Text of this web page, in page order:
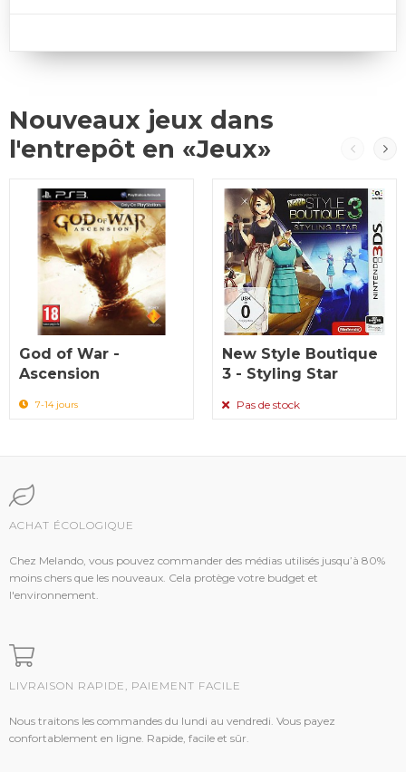
Nouveaux jeux dans
l'entrepôt en «Jeux»
God of War -
Ascension
7-14 jours
New Style Boutique
3 - Styling Star
Pas de stock
ACHAT ÉCOLOGIQUE
Chez Melando, vous pouvez commander des médias utilisés jusqu’à 80%
moins chers que les nouveaux. Cela protège votre budget et
l'environnement.
LIVRAISON RAPIDE, PAIEMENT FACILE
Nous traitons les commandes du lundi au vendredi. Vous payez
confortablement en ligne. Rapide, facile et sûr.